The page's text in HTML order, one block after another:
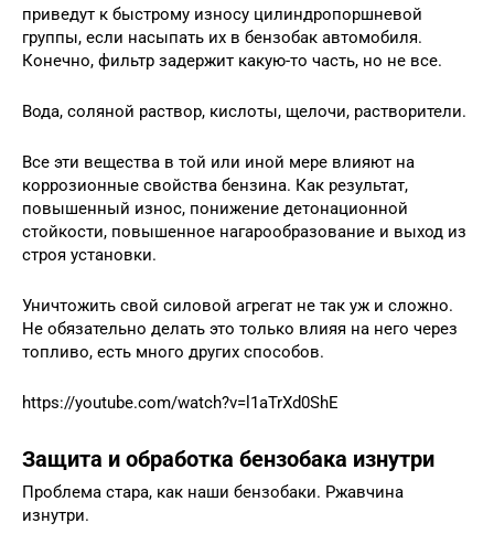
приведут к быстрому износу цилиндропоршневой
группы, если насыпать их в бензобак автомобиля.
Конечно, фильтр задержит какую-то часть, но не все.
Вода, соляной раствор, кислоты, щелочи, растворители.
Все эти вещества в той или иной мере влияют на
коррозионные свойства бензина. Как результат,
повышенный износ, понижение детонационной
стойкости, повышенное нагарообразование и выход из
строя установки.
Уничтожить свой силовой агрегат не так уж и сложно.
Не обязательно делать это только влияя на него через
топливо, есть много других способов.
https://youtube.com/watch?v=l1aTrXd0ShE
Защита и обработка бензобака изнутри
Проблема стара, как наши бензобаки. Ржавчина
изнутри.